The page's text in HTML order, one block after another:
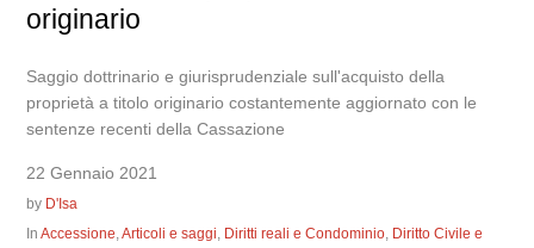
originario
Saggio dottrinario e giurisprudenziale sull'acquisto della
proprietà a titolo originario costantemente aggiornato con le
sentenze recenti della Cassazione
22 Gennaio 2021
by D'Isa
InAccessione,Articoli e saggi, Diritti reali e Condominio, Diritto Civile e